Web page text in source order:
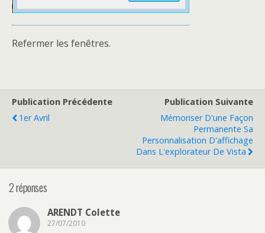
Refermer les fenêtres.
Publication Précédente
1er Avril
Publication Suivante
Mémoriser D'une Façon
Permanente Sa
Personnalisation D'affichage
Dans L'explorateur De Vista
2 réponses
ARENDT Colette
27/07/2010